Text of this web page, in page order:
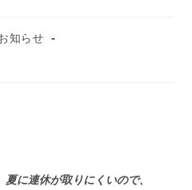
知らせ
に連休が取りにくいので、